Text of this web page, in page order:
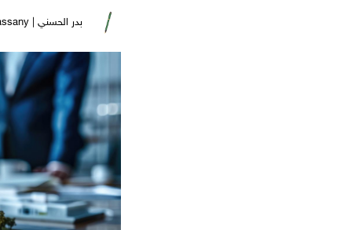
بدر الحسني | Bader Al Hassany